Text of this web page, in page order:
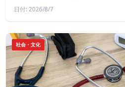
日付: 2026/8/7
社会・文化